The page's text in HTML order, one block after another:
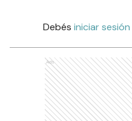
Debés iniciar sesión
Ads